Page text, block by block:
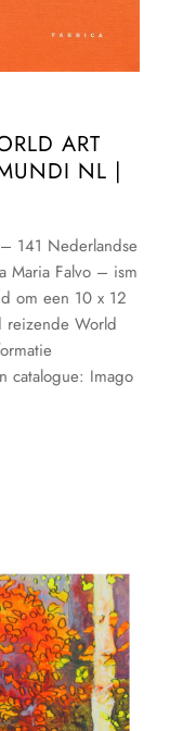
ART
NL |
141 Nederlandse
Maria Falvo – ism
om een 10 x 12
reizende World
catalogue: Imago